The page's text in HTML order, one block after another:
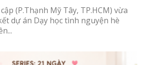
(P.Thạnh Mỹ Tây, TP.HCM) vừa
dự án Dạy học tình nguyện hè